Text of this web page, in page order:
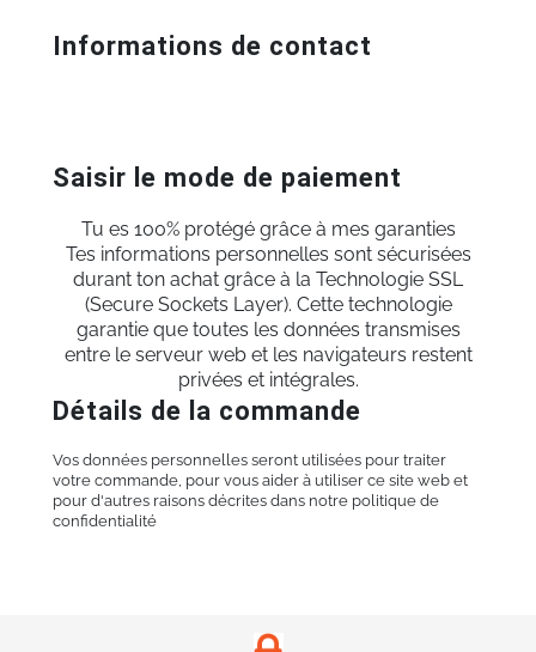
Informations de contact
Saisir le mode de paiement
Tu es 100% protégé grâce à mes garanties
Tes informations personnelles sont sécurisées
durant ton achat grâce à la Technologie SSL
(Secure Sockets Layer). Cette technologie
garantie que toutes les données transmises
entre le serveur web et les navigateurs restent
privées et intégrales.
Détails de la commande
Vos données personnelles seront utilisées pour traiter
votre commande, pour vous aider à utiliser ce site web et
pour d'autres raisons décrites dans notre politique de
confidentialité